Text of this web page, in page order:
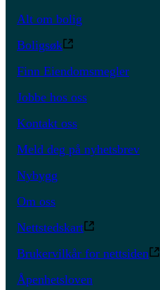
Alt om bolig
Boligsøk
Finn Eiendomsmegler
Jobbe hos oss
Kontakt oss
Meld deg på nyhetsbrev
Nybygg
Om oss
Nettstedskart
Brukervilkår for nettsiden
Åpenhetsloven